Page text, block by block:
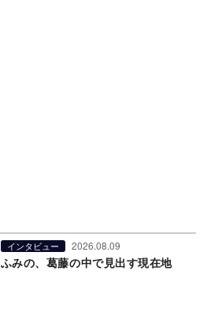
インタビュー 2026.08.09
ふみの、葛藤の中で見出す現在地